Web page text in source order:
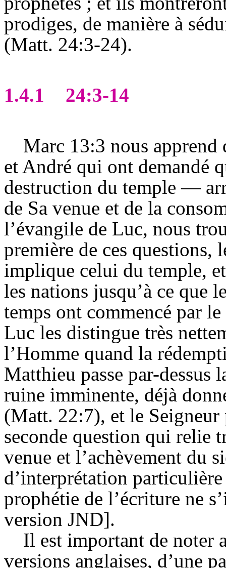
prodiges, de manière à
(Matt. 24:3-24).
1.4.1 24:3-14
Marc 13:3 nous apprend
et André qui ont demandé
destruction du temple —
de Sa venue et de la
l’évangile de Luc, nous
première de ces
implique celui du temple,
les nations jusqu’à ce que
temps ont commencé par
Luc les distingue très
l’Homme quand la
Matthieu passe par-dessus
ruine imminente, déjà
(Matt. 22:7), et le Seigneur
seconde question qui relie
venue et l’achèvement du
d’interprétation
prophétie de l’écriture ne
version JND].
Il est important de noter
versions anglaises, d’une